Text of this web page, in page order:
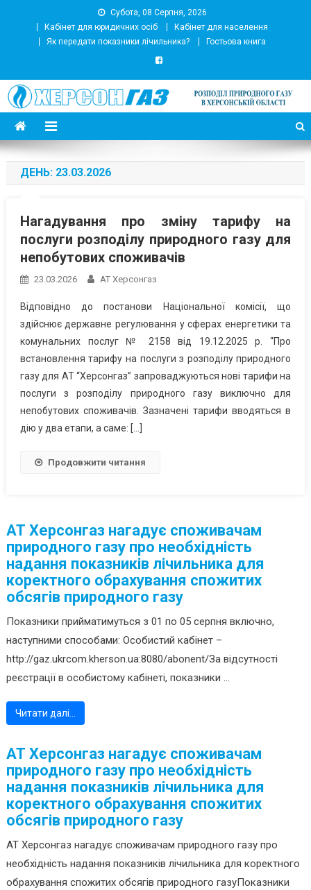
Субота, 08 Серпня, 2026
Кабінет для юридичних осіб
Кабінет для населення
Як передати показники лічильника?
Гостьова книга
АТ Херсонгаз
Підприємство з розподілу природного газу
ДЕНЬ: 23.03.2026
Нагадування про зміну тарифу на
послуги розподілу природного газу для
непобутових споживачів
23.03.2026 АТ Херсонгаз
Відповідно до постанови Національної комісії, що
здійснює державне регулювання у сферах енергетики та
комунальних послуг № 2158 від 19.12.2025 р. “Про
встановлення тарифу на послуги з розподілу природного
газу для АТ “Херсонгаз” запроваджуються нові тарифи на
послуги з розподілу природного газу виключно для
непобутових споживачів. Зазначені тарифи вводяться в
дію у два етапи, а саме: […]
Продовжити читання
АТ Херсонгаз нагадує споживачам
природного газу про необхідність
надання показників лічильника для
коректного обрахування спожитих
обсягів природного газу
Показники прийматимуться з 01 по 05 серпня включно,
наступними способами: Особистий кабінет –
http://gaz.ukrcom.kherson.ua:8080/abonent/За відсутності
реєстрації в особистому кабінеті, показники ...
Читати далі…
АТ Херсонгаз нагадує споживачам
природного газу про необхідність
надання показників лічильника для
коректного обрахування спожитих
обсягів природного газу
АТ Херсонгаз нагадує споживачам природного газу про
необхідність надання показників лічильника для коректного
обрахування спожитих обсягів природного газуПоказники